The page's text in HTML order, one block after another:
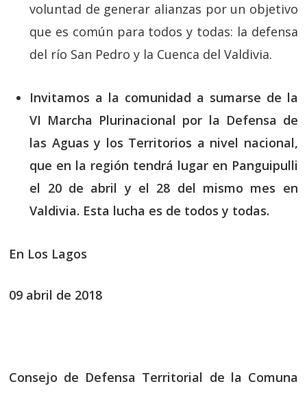
voluntad de generar alianzas por un objetivo
que es común para todos y todas: la defensa
del río San Pedro y la Cuenca del Valdivia.
Invitamos a la comunidad a sumarse de la
VI Marcha Plurinacional por la Defensa de
las Aguas y los Territorios a nivel nacional,
que en la región tendrá lugar en Panguipulli
el 20 de abril y el 28 del mismo mes en
Valdivia. Esta lucha es de todos y todas.
En Los Lagos
09 abril de 2018
Consejo de Defensa Territorial de la Comuna